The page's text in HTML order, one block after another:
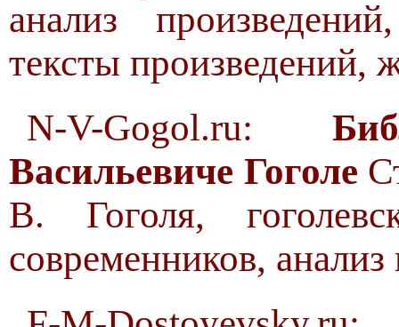
анализ
тексты произведений,
N-V-Gogol.ru:
Васильевиче Гоголе
В. Гоголя,
современников,